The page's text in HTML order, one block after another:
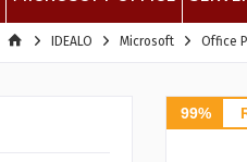
IDEALO Microsoft Office
99%